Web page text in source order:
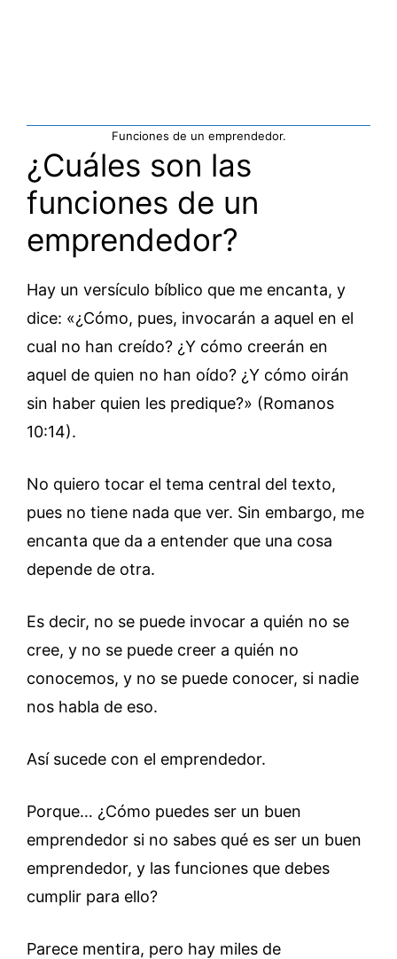
Funciones de un emprendedor.
¿Cuáles son las
funciones de un
emprendedor?
Hay un versículo bíblico que me encanta, y
dice: «¿Cómo, pues, invocarán a aquel en el
cual no han creído? ¿Y cómo creerán en
aquel de quien no han oído? ¿Y cómo oirán
sin haber quien les predique?» (Romanos
10:14).
No quiero tocar el tema central del texto,
pues no tiene nada que ver. Sin embargo, me
encanta que da a entender que una cosa
depende de otra.
Es decir, no se puede invocar a quién no se
cree, y no se puede creer a quién no
conocemos, y no se puede conocer, si nadie
nos habla de eso.
Así sucede con el emprendedor.
Porque… ¿Cómo puedes ser un buen
emprendedor si no sabes qué es ser un buen
emprendedor, y las funciones que debes
cumplir para ello?
Parece mentira, pero hay miles de